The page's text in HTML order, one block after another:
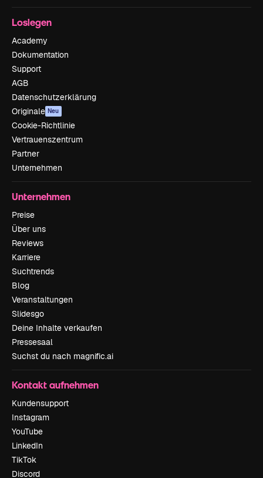
Loslegen
Academy
Dokumentation
Support
AGB
Datenschutzerklärung
Originale Neu
Cookie-Richtlinie
Vertrauenszentrum
Partner
Unternehmen
Unternehmen
Preise
Über uns
Reviews
Karriere
Suchtrends
Blog
Veranstaltungen
Slidesgo
Deine Inhalte verkaufen
Pressesaal
Suchst du nach magnific.ai
Kontakt aufnehmen
Kundensupport
Instagram
YouTube
LinkedIn
TikTok
Discord